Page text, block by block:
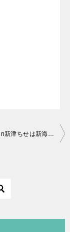
【画像】foorin新津ちせは新海誠の娘！天才子役で映画の主演も